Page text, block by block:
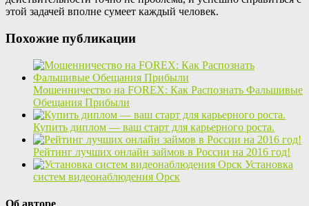
этой задачей вполне сумеет каждый человек.
Похожие публикации
Мошенничество на FOREX: Как Распознать Фальшивые
Обещания Прибыли
Купить диплом — ваш старт для карьерного роста.
Рейтинг лучших онлайн займов в России на 2016 год!
Установка
систем видеонаблюдения Орск
Об авторе